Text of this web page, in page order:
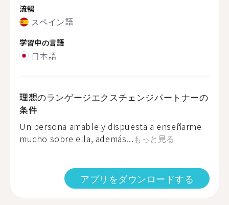
流暢
スペイン語
学習中の言語
日本語
理想のランゲージエクスチェンジパートナーの
条件
Un persona amable y dispuesta a enseñarme
mucho sobre ella, además...もっと見る
アプリをダウンロードする